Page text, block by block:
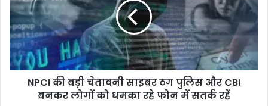
चेतावनी
साइबर
ठग
पुलिस
और
CBI
NPCI की बड़ी चेतावनी साइबर ठग पुलिस और CBI
बनकर लोगों को धमका रहे फोन में सतर्क रहें